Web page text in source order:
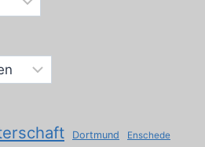
Dortmund Enschede